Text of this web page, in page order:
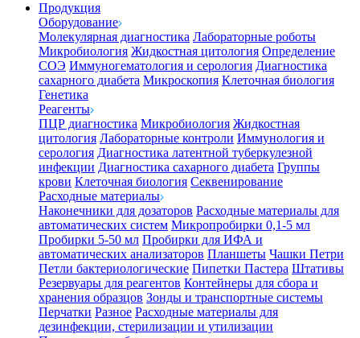
Продукция
Оборудование
Молекулярная диагностика Лабораторные роботы
Микробиология Жидкостная цитология Определение
СОЭ Иммуногематология и серология Диагностика
сахарного диабета Микроскопия Клеточная биология
Генетика
Реагенты
ПЦР диагностика Микробиология Жидкостная
цитология Лабораторные контроли Иммунология и
серология Диагностика латентной туберкулезной
инфекции Диагностика сахарного диабета Группы
крови Клеточная биология Секвенирование
Расходные материалы
Наконечники для дозаторов Расходные материалы для
автоматических систем Микропробирки 0,1-5 мл
Пробирки 5-50 мл Пробирки для ИФА и
автоматических анализаторов Планшеты Чашки Петри
Петли бактериологические Пипетки Пастера Штативы
Резервуары для реагентов Контейнеры для сбора и
хранения образцов Зонды и транспортные системы
Перчатки Разное Расходные материалы для
дезинфекции, стерилизации и утилизации